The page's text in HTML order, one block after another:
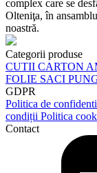
complex care se
Olteniţa, în
noastră.
Categorii produse
CUTII CARTON
FOLIE SACI
GDPR
Politica de
condiții Politica
Contact